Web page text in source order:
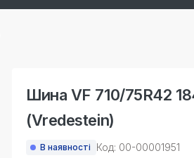
Шина VF 710/75R42
(Vredestein)
В наявності Код: 00-00001951